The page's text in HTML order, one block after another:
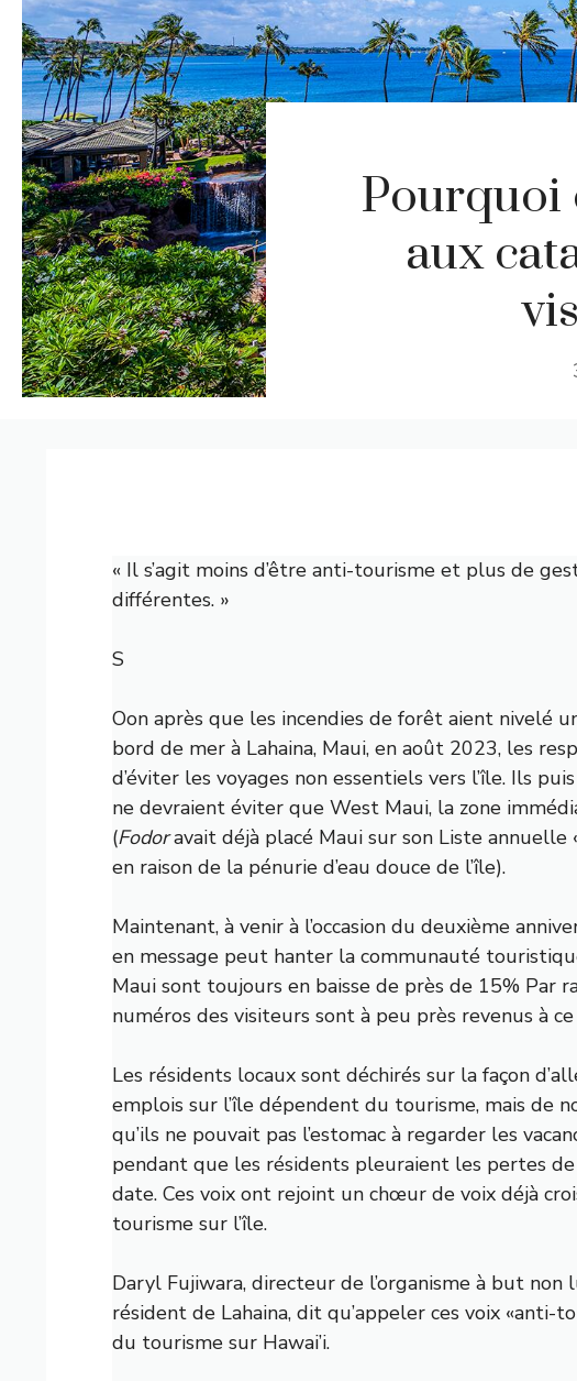
Pourquoi
aux
« Il s’agit moins d’être anti-tourisme et plus de
différentes. »
S
Oon après que les incendies de forêt aient nivelé
bord de mer à Lahaina, Maui, en août 2023, les
d’éviter les voyages non essentiels vers l’île. Ils
ne devraient éviter que West Maui, la zone
(Fodoravait déjà placé Maui sur son Liste annuelle
en raison de la pénurie d’eau douce de l’île).
Maintenant, à venir à l’occasion du deuxième
en message peut hanter la communauté
Maui sont toujours en baisse de près de 15% Par
numéros des visiteurs sont à peu près revenus à
Les résidents locaux sont déchirés sur la façon
emplois sur l’île dépendent du tourisme, mais de
qu’ils ne pouvait pas l’estomac à regarder les
pendant que les résidents pleuraient les pertes
date. Ces voix ont rejoint un chœur de voix déjà
tourisme sur l’île.
Daryl Fujiwara, directeur de l’organisme à but non
résident de Lahaina, dit qu’appeler ces voix «anti-
du tourisme sur Hawai’i.